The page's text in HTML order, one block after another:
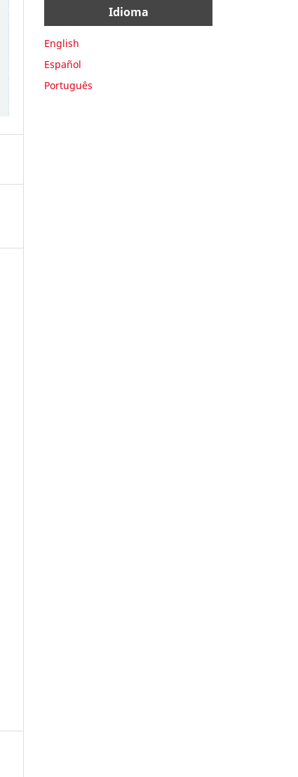
Idioma
English
Español
Português